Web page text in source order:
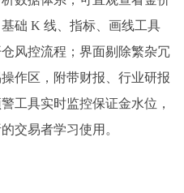
础 K 线、指标、画线工具
风控流程；界面剔除繁杂冗
作区，附带财报、行业研报
工具实时监控保证金水位，
交易者学习使用。